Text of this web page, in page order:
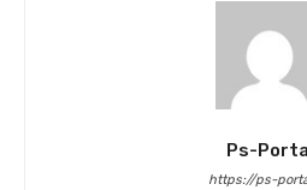
Ps-
https://ps-